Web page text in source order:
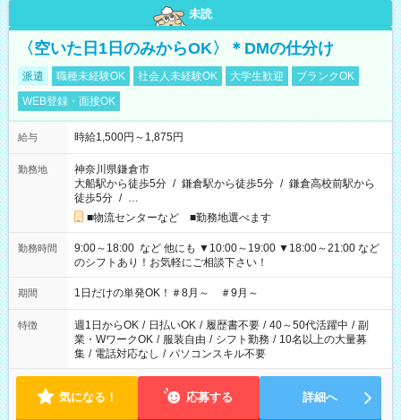
未読
〈空いた日1日のみからOK〉＊DMの仕分け
派遣 職種未経験OK 社会人未経験OK 大学生歓迎
ブランクOK
WEB登録・面接OK
給与 時給1,500円～1,875円
勤務地
神奈川県鎌倉市
大船駅から徒歩5分 / 鎌倉駅から徒歩5分 / 鎌倉高校前駅から
徒歩5分 / …
■物流センターなど ■勤務地選べます
勤務時間
9:00～18:00 など 他にも ▼10:00～19:00 ▼18:00～21:00 など
のシフトあり！お気軽にご相談下さい！
期間 1日だけの単発OK！＃8月～ ＃9月～
特徴 週1日からOK / 日払いOK / 履歴書不要 / 40～50代活躍中 / 副
業・WワークOK / 服装自由 / シフト勤務 / 10名以上の大量募
集 / 電話対応なし / パソコンスキル不要
気になる！ 応募する 詳細へ